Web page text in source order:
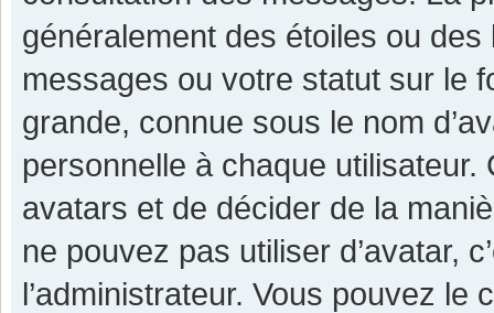
généralement des étoiles ou
messages ou votre statut sur le
grande, connue sous le nom
personnelle à chaque utilisateur.
avatars et de décider de la
ne pouvez pas utiliser d’avatar,
l’administrateur. Vous pouvez